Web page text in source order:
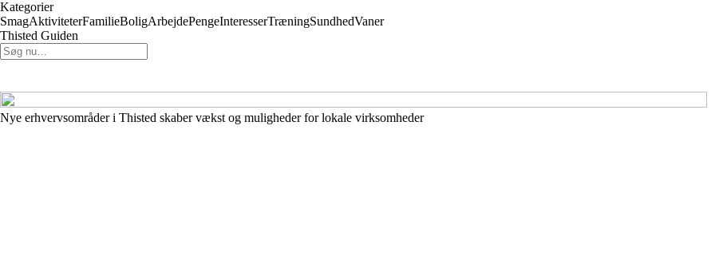
Kategorier
SmagAktiviteterFamilieBoligArbejdePengeInteresserTræningSundhedVaner
Thisted Guiden
Nye erhvervsområder i Thisted skaber vækst og muligheder for lokale virksomheder